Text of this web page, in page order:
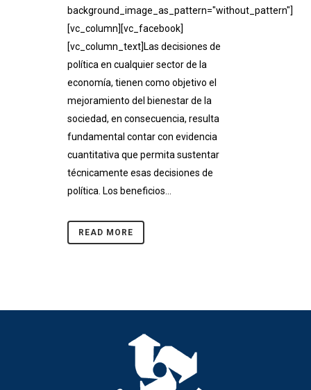
background_image_as_pattern="without_pattern"]
[vc_column][vc_facebook]
[vc_column_text]Las decisiones de
política en cualquier sector de la
economía, tienen como objetivo el
mejoramiento del bienestar de la
sociedad, en consecuencia, resulta
fundamental contar con evidencia
cuantitativa que permita sustentar
técnicamente esas decisiones de
política. Los beneficios...
READ MORE